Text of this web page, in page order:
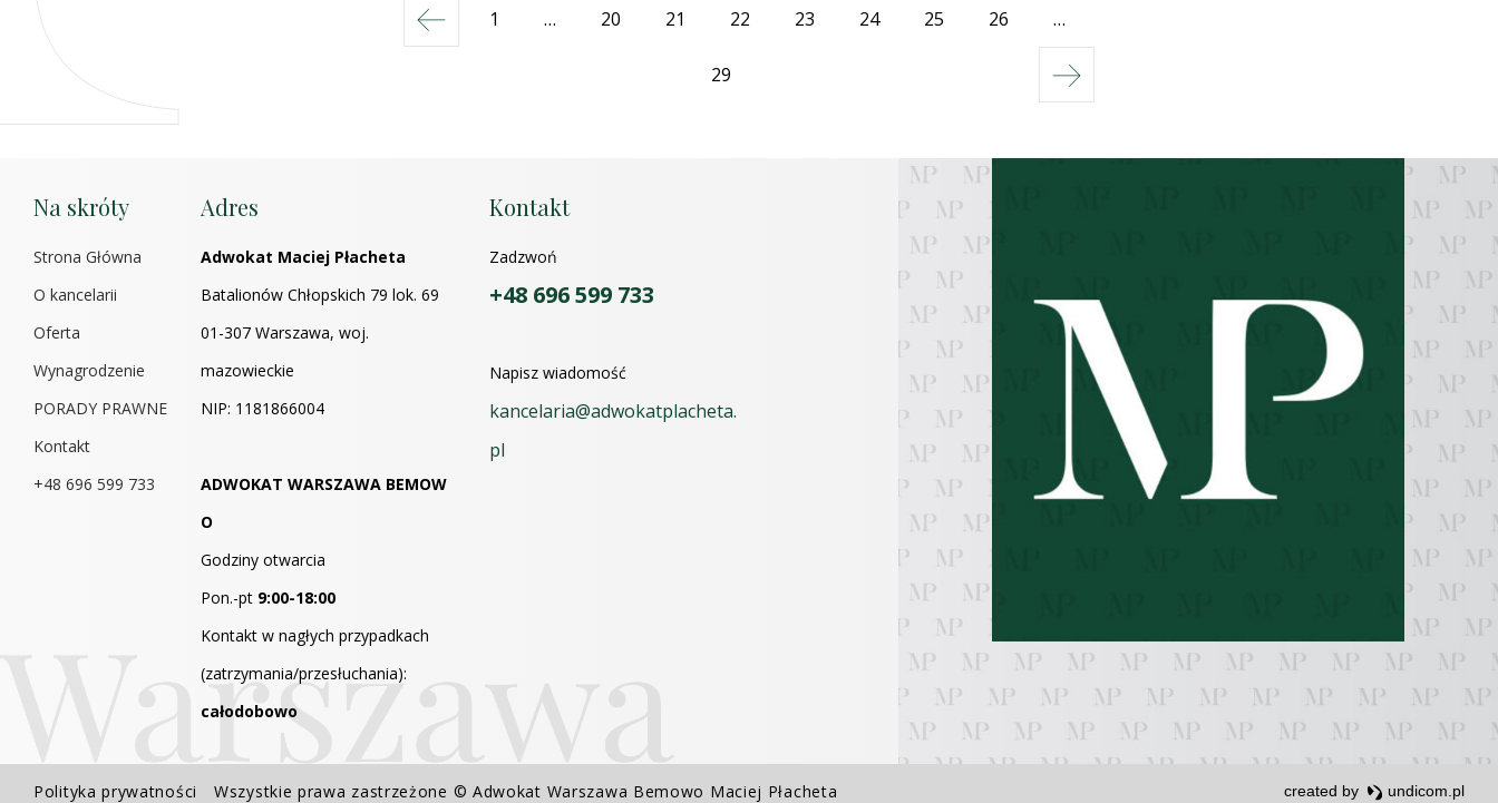
1
… 20 21 22
23
24 25 26 …
29
Na skróty
Strona Główna
O kancelarii
Oferta
Wynagrodzenie
PORADY PRAWNE
Kontakt
+48 696 599 733
Adres
Adwokat Maciej Płacheta
Batalionów Chłopskich 79 lok. 69
01-307 Warszawa, woj.
mazowieckie
NIP: 1181866004
ADWOKAT WARSZAWA BEMOW
O
Godziny otwarcia
Pon.-pt 9:00-18:00
Kontakt w nagłych przypadkach
(zatrzymania/przesłuchania):
całodobowo
Kontakt
Zadzwoń
+48 696 599 733
Napisz wiadomość
kancelaria@adwokatplacheta.
pl
Polityka prywatności Wszystkie prawa zastrzeżone © Adwokat Warszawa Bemowo Maciej Płacheta created by undicom.pl